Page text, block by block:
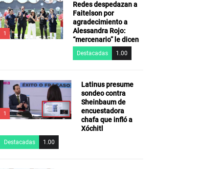
1
Redes despedazan a
Faitelson por
agradecimiento a
Alessandra Rojo:
“mercenario” le dicen
Destacadas 1.00
1
Latinus presume
sondeo contra
Sheinbaum de
encuestadora
chafa que infló a
Xóchitl
Destacadas 1.00